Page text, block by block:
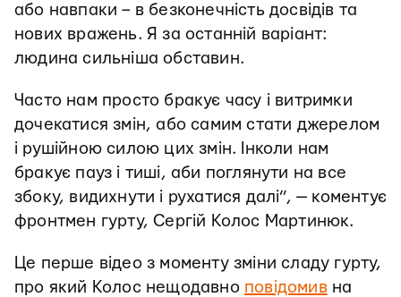
або навпаки – в безконечність досвідів та
нових вражень. Я за останній варіант:
людина сильніша обставин.
Часто нам просто бракує часу і витримки
дочекатися змін, або самим стати джерелом
і рушійною силою цих змін. Інколи нам
бракує пауз і тиші, аби поглянути на все
збоку, видихнути і рухатися далі”, — коментує
фронтмен гурту, Сергій Колос Мартинюк.
Це перше відео з моменту зміни сладу гурту,
про який Колос нещодавно повідомивна